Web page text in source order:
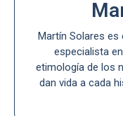
Martín Solares es
especialista
etimología de los
dan vida a cada